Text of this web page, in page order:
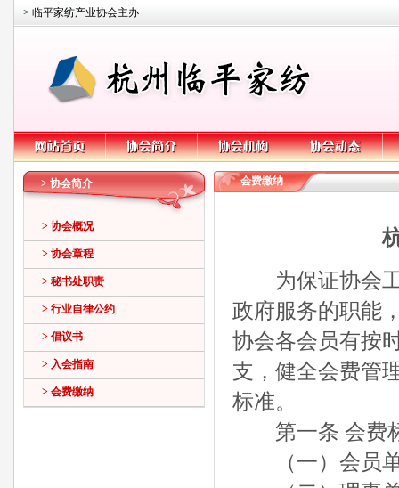
> 临平家纺产业协会主办
> 协会简介
> 协会概况
> 协会章程
> 秘书处职责
> 行业自律公约
> 倡议书
> 入会指南
> 会费缴纳
会费缴纳
为保证协会工
政府服务的职能
协会各会员有按
支，健全会费管
标准。
第一条 会费
（一）会员单